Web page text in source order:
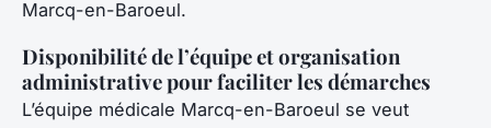
Marcq-en-Baroeul.
Disponibilité de l’équipe et organisation
administrative pour faciliter les démarches
L’équipe médicale Marcq-en-Baroeul se veut